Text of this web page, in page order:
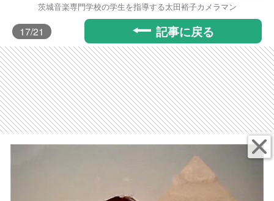
茨城音楽専門学校の学生を指導する太田裕子カメラマン
17/21 記事に戻る